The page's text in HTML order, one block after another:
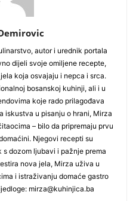
autor i urednik portala
dijeli svoje omiljene recepte,
koja osvajaju i nepca i srca.
bosanskoj kuhinji, ali i u
koje rado prilagođava
iskustva u pisanju o hrani, Mirza
– bilo da pripremaju prvu
Njegovi recepti su
dozom ljubavi i pažnje prema
nova jela, Mirza uživa u
i istraživanju domaće gastro
mirza@kuhinjica.ba